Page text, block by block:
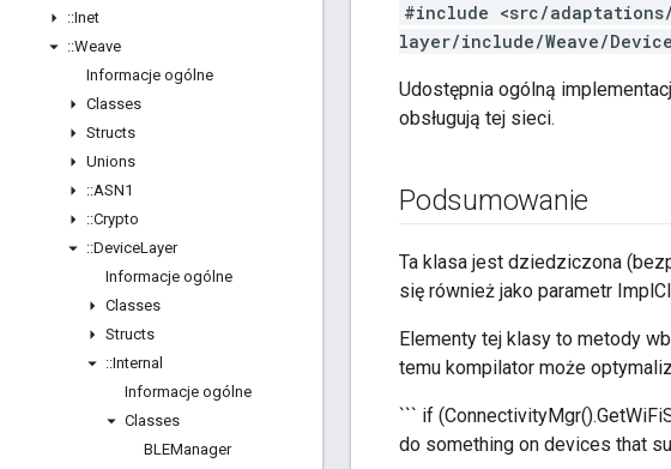
::Inet
::Weave
Informacje ogólne
Classes
Structs
Unions
::ASN1
::Crypto
::DeviceLayer
Informacje ogólne
Classes
Structs
::Internal
Informacje ogólne
Classes
BLEManager
#include <src/
layer/include/Weave/
Udostępnia ogólną
obsługują tej sieci.
Podsumowanie
Ta klasa jest dziedziczona
się również jako parametr
Elementy tej klasy to metody
temu kompilator może
``` if
do something on devices that